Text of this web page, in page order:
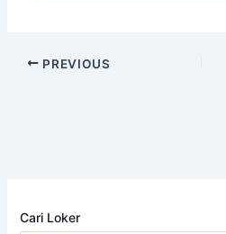
PREVIOUS
Cari Loker